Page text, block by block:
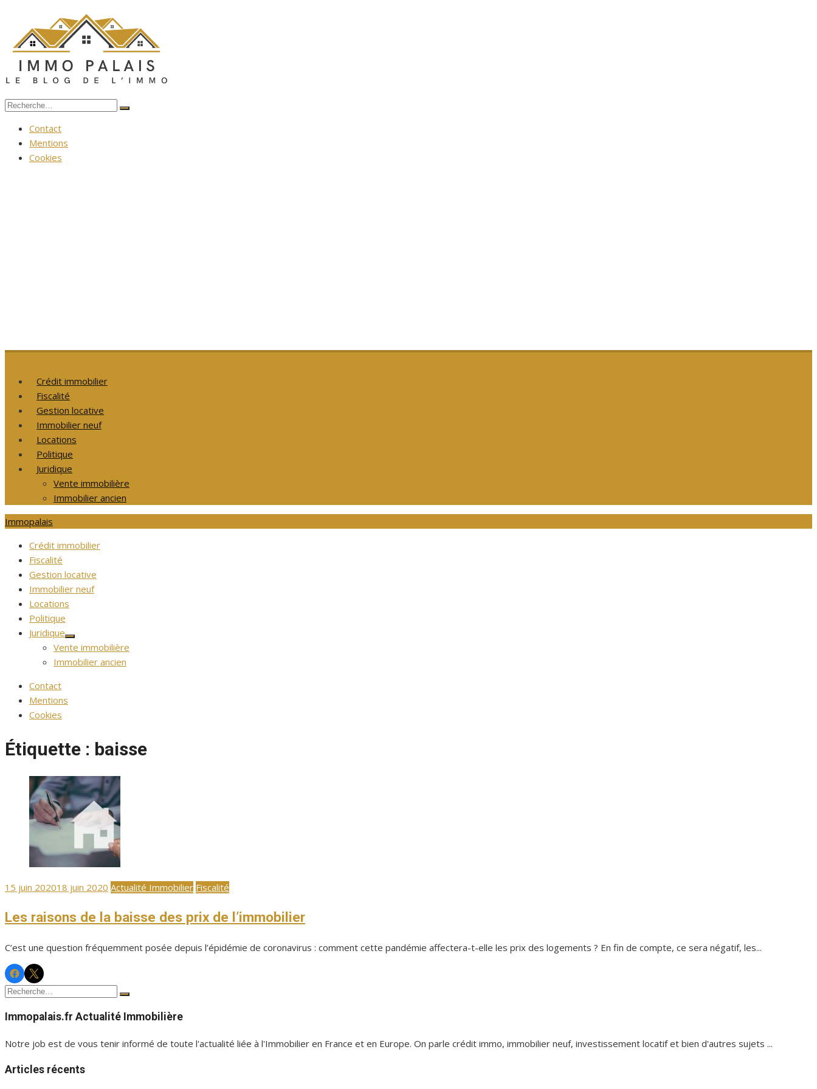
contenu
Recherche
Rechercher
Contact
Mentions
Cookies
Crédit immobilier
Fiscalité
Gestion locative
Immobilier neuf
Locations
Politique
Juridique
Vente immobilière
Immobilier ancien
Immopalais
Crédit immobilier
Fiscalité
Gestion locative
Immobilier neuf
Locations
Politique
Juridique
Afficher
le
sous-
menu
Vente immobilière
Immobilier ancien
Contact
Mentions
Cookies
Étiquette : baisse
Publié
15 juin 202018 juin 2020 Actualité Immobilier Fiscalité
Les raisons de la baisse des prix de l’immobilier
C’est une question fréquemment posée depuis l’épidémie de coronavirus : comment cette pandémie affectera-t-elle les prix des logements ? En fin de compte, ce sera négatif, les...
Facebook
Immopalais
Twitter
Immopalais
Recherche
Rechercher
Immopalais.fr Actualité Immobilière
Notre job est de vous tenir informé de toute l'actualité liée à l'Immobilier en France et en Europe. On parle crédit immo, immobilier neuf, investissement locatif et bien d'autres sujets ...
Articles récents